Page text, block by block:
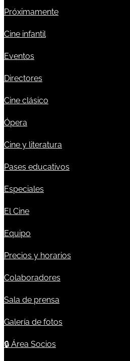
Próximamente
Cine infantil
Eventos
Directores
Cine clásico
Ópera
Cine y literatura
Pases educativos
Especiales
El Cine
Equipo
Precios y horarios
Colaboradores
Sala de prensa
Galería de fotos
🔒 Área Socios